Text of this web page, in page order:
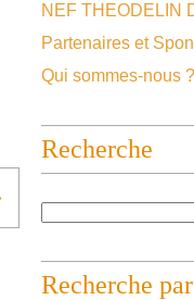
NEF THEODELIN
Partenaires et
Qui sommes-nous ?
Recherche
Recherche